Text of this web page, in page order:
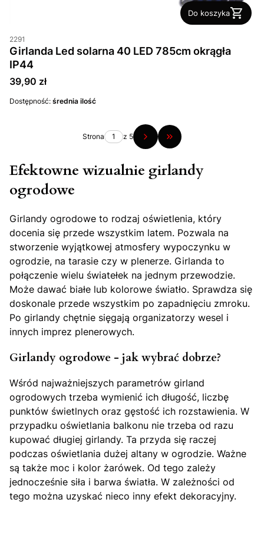
Do koszyka
2291
Girlanda Led solarna 40 LED 785cm okrągła
IP44
Cena
39,90 zł
Dostępność: średnia ilość
Strona z 5 Przejdź do ostatniej
Efektowne wizualnie girlandy
ogrodowe
Girlandy ogrodowe to rodzaj oświetlenia, który
docenia się przede wszystkim latem. Pozwala na
stworzenie wyjątkowej atmosfery wypoczynku w
ogrodzie, na tarasie czy w plenerze. Girlanda to
połączenie wielu światełek na jednym przewodzie.
Może dawać białe lub kolorowe światło. Sprawdza się
doskonale przede wszystkim po zapadnięciu zmroku.
Po girlandy chętnie sięgają organizatorzy wesel i
innych imprez plenerowych.
Girlandy ogrodowe - jak wybrać dobrze?
Wśród najważniejszych parametrów girland
ogrodowych trzeba wymienić ich długość, liczbę
punktów świetlnych oraz gęstość ich rozstawienia. W
przypadku oświetlania balkonu nie trzeba od razu
kupować długiej girlandy. Ta przyda się raczej
podczas oświetlania dużej altany w ogrodzie. Ważne
są także moc i kolor żarówek. Od tego zależy
jednocześnie siła i barwa światła. W zależności od
tego można uzyskać nieco inny efekt dekoracyjny.